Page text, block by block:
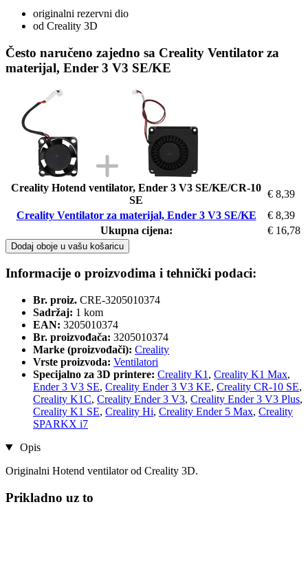
originalni rezervni dio
od Creality 3D
Često naručeno zajedno sa Creality Ventilator za
materijal, Ender 3 V3 SE/KE
Creality Hotend ventilator, Ender 3 V3 SE/KE/CR-10
SE
€ 8,39
Creality Ventilator za materijal, Ender 3 V3 SE/KE
€ 8,39
Ukupna cijena:
€ 16,78
Dodaj oboje u vašu košaricu
Informacije o proizvodima i tehnički podaci:
Br. proiz. CRE-3205010374
Sadržaj: 1 kom
EAN: 3205010374
Br. proizvođača: 3205010374
Marke (proizvođači): Creality
Vrste proizvoda: Ventilatori
Specijalno za 3D printere: Creality K1 , Creality K1 Max,
Ender 3 V3 SE, Creality Ender 3 V3 KE, Creality CR-10 SE,
Creality K1C, Creality Ender 3 V3, Creality Ender 3 V3 Plus,
Creality K1 SE, Creality Hi, Creality Ender 5 Max, Creality
SPARKX i7
Opis
Originalni Hotend ventilator od Creality 3D.
Prikladno uz to